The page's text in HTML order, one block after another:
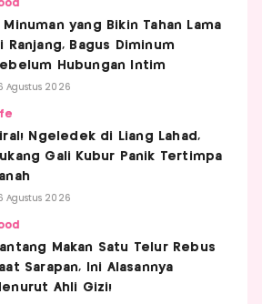
Minuman yang Bikin Tahan Lama
Ranjang, Bagus Diminum
Hubungan Intim
Agustus 2026
Ngeledek di Liang Lahad,
Gali Kubur Panik Tertimpa
Agustus 2026
Makan Satu Telur Rebus
Sarapan, Ini Alasannya
Ahli Gizi!